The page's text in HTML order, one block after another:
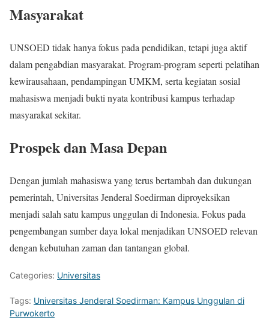
Masyarakat
UNSOED tidak hanya fokus pada pendidikan, tetapi juga aktif
dalam pengabdian masyarakat. Program-program seperti pelatihan
kewirausahaan, pendampingan UMKM, serta kegiatan sosial
mahasiswa menjadi bukti nyata kontribusi kampus terhadap
masyarakat sekitar.
Prospek dan Masa Depan
Dengan jumlah mahasiswa yang terus bertambah dan dukungan
pemerintah, Universitas Jenderal Soedirman diproyeksikan
menjadi salah satu kampus unggulan di Indonesia. Fokus pada
pengembangan sumber daya lokal menjadikan UNSOED relevan
dengan kebutuhan zaman dan tantangan global.
Categories: Universitas
Tags: Universitas Jenderal Soedirman: Kampus Unggulan di
Purwokerto